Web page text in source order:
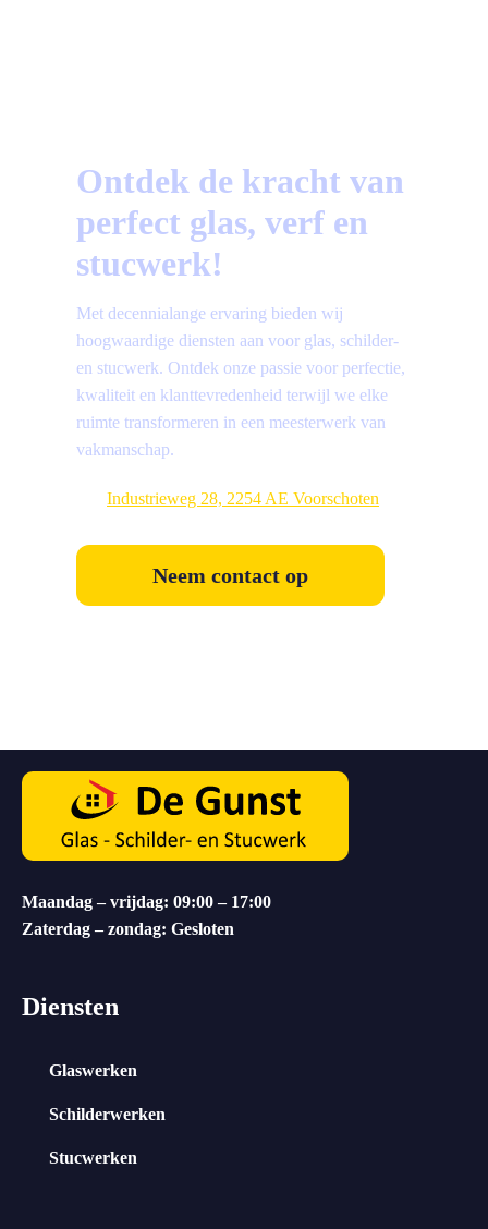
Ontdek de kracht van
perfect glas, verf en
stucwerk!
Met decennialange ervaring bieden wij
hoogwaardige diensten aan voor glas, schilder-
en stucwerk. Ontdek onze passie voor perfectie,
kwaliteit en klanttevredenheid terwijl we elke
ruimte transformeren in een meesterwerk van
vakmanschap.
Industrieweg 28, 2254 AE Voorschoten
Neem contact op
Maandag – vrijdag: 09:00 – 17:00
Zaterdag – zondag: Gesloten
Diensten
Glaswerken
Schilderwerken
Stucwerken